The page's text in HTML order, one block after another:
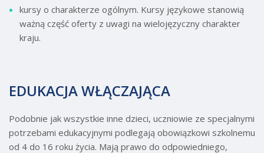
kursy o charakterze ogólnym. Kursy językowe stanowią
ważną część oferty z uwagi na wielojęzyczny charakter
kraju.
EDUKACJA WŁĄCZAJĄCA
Podobnie jak wszystkie inne dzieci, uczniowie ze specjalnymi
potrzebami edukacyjnymi podlegają obowiązkowi szkolnemu
od 4 do 16 roku życia. Mają prawo do odpowiedniego,